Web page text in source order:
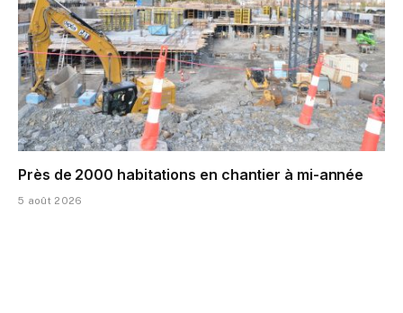
Près de 2000 habitations en chantier à mi-année
5 août 2026